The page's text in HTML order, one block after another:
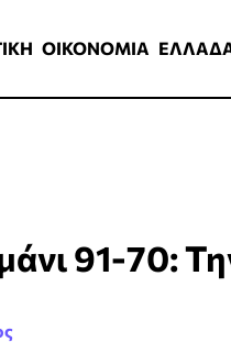
ΟΙΚΟΝΟΜΙΑ
91-70: